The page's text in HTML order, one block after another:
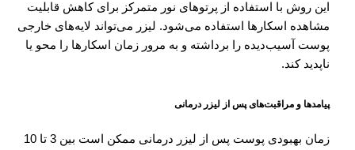
این روش با استفاده از پرتوهای نور متمرکز برای کاهش قابلیت
مشاهده اسکارها استفاده می‌شود. لیزر می‌تواند لایه‌های خارجی
پوست آسیب‌دیده را برداشته و به مرور زمان اسکارها را محو یا
ناپدید کند.
پیامدها و مراقبت‌های پس از لیزر درمانی
زمان بهبودی پوست پس از لیزر درمانی ممکن است بین 3 تا 10